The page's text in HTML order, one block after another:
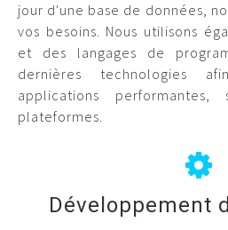
jour d'une base de données,
vos besoins. Nous utilisons
et des langages de
dernières technologies
applications
plateformes.
Développement